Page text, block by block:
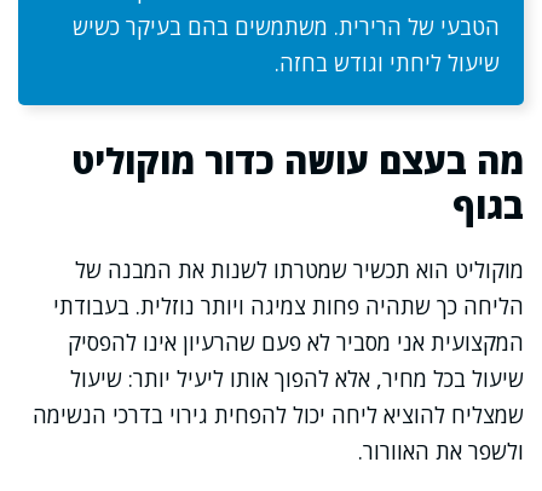
הטבעי של הרירית. משתמשים בהם בעיקר כשיש
שיעול ליחתי וגודש בחזה.
מה בעצם עושה כדור מוקוליט
בגוף
מוקוליט הוא תכשיר שמטרתו לשנות את המבנה של
הליחה כך שתהיה פחות צמיגה ויותר נוזלית. בעבודתי
המקצועית אני מסביר לא פעם שהרעיון אינו להפסיק
שיעול בכל מחיר, אלא להפוך אותו ליעיל יותר: שיעול
שמצליח להוציא ליחה יכול להפחית גירוי בדרכי הנשימה
ולשפר את האוורור.